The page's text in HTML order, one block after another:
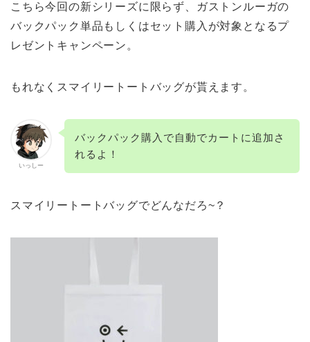
こちら今回の新シリーズに限らず、ガストンルーガの
バックパック単品もしくはセット購入が対象となるプ
レゼントキャンペーン。
もれなくスマイリートートバッグが貰えます。
いっしー
バックパック購入で自動でカートに追加さ
れるよ！
スマイリートートバッグでどんなだろ~？